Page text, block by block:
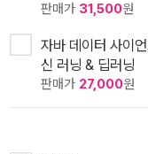
판매가 31,500원
자바 데이터 사이
신 러닝 & 딥러닝
판매가 27,000원